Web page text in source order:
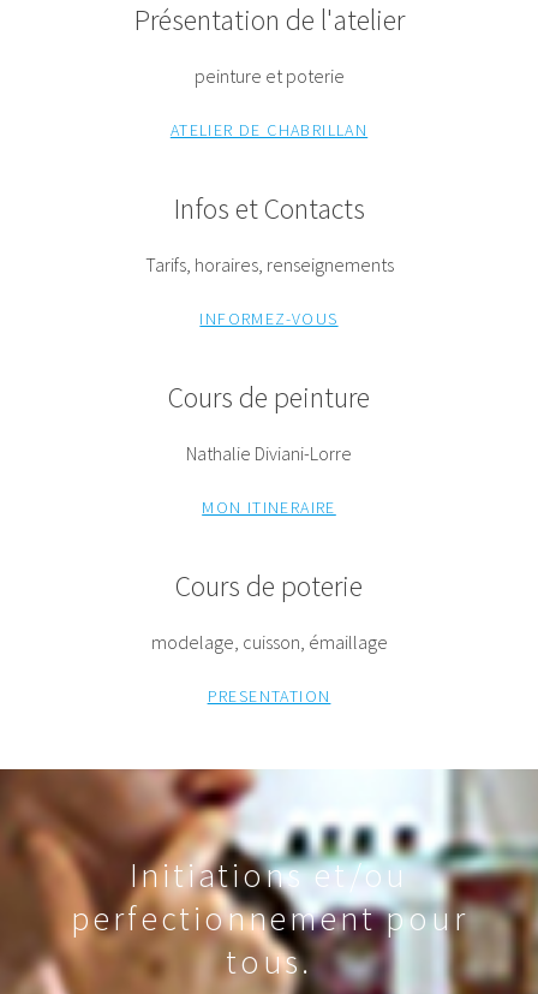
Présentation de l'atelier
peinture et poterie
ATELIER DE CHABRILLAN
Infos et Contacts
Tarifs, horaires, renseignements
INFORMEZ-VOUS
Cours de peinture
Nathalie Diviani-Lorre
MON ITINERAIRE
Cours de poterie
modelage, cuisson, émaillage
PRESENTATION
Initiations et/ou
perfectionnement pour
tous.